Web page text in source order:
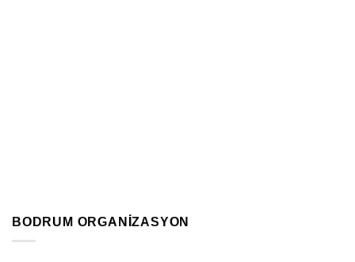
BODRUM ORGANIZASYON